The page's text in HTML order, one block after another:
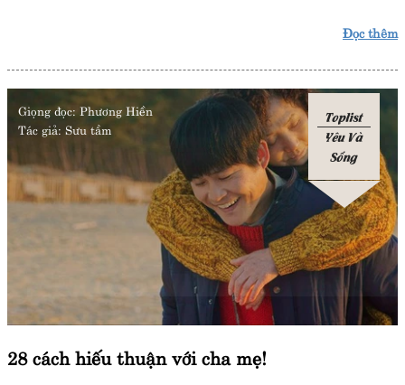
Đọc thêm
Giọng đọc: Phương Hiền
Tác giả: Sưu tầm
Toplist
Yêu Và
Sống
28 cách hiếu thuận với cha mẹ!